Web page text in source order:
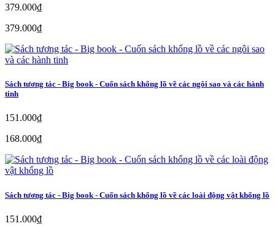
379.000₫
379.000₫
Sách tương tác - Big book - Cuốn sách khổng lồ về các ngôi sao và các hành
tinh
151.000₫
168.000₫
Sách tương tác - Big book - Cuốn sách khổng lồ về các loài động vật khổng lồ
151.000₫